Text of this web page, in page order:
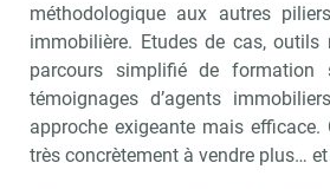
méthodologique aux autres
immobilière. Etudes de cas, outils
parcours simplifié de formation
témoignages d’agents
approche exigeante mais
très concrètement à vendre plus…